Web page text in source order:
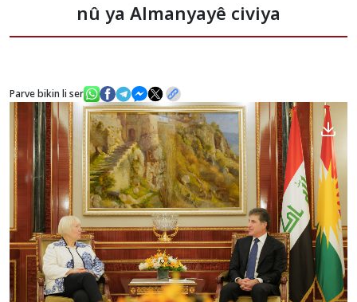
Stafê Serokatiyê
Sazî
Nûçe
Galerî
nû ya Almanyayê civiya
Parve bikin li ser